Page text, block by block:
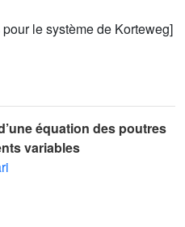
le système de Korteweg]
équation des poutres
variables